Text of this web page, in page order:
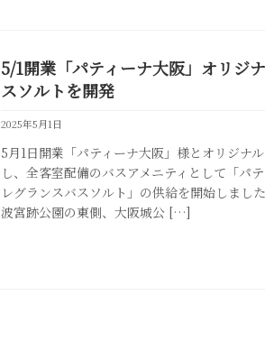
5/1開業「パティーナ大阪」オリジ
スソルトを開発
2025年5月1日
5月1日開業「パティーナ大阪」様とオリジナ
し、全客室配備のバスアメニティとして「パ
レグランスバスソルト」の供給を開始しまし
波宮跡公園の東側、大阪城公 […]